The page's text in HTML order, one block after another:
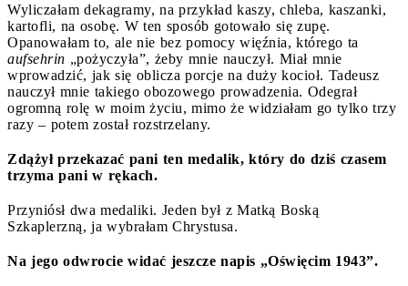
Wyliczałam dekagramy, na przykład kaszy, chleba, kaszanki,
kartofli, na osobę. W ten sposób gotowało się zupę.
Opanowałam to, ale nie bez pomocy więźnia, którego ta
aufsehrin „pożyczyła”, żeby mnie nauczył. Miał mnie
wprowadzić, jak się oblicza porcje na duży kocioł. Tadeusz
nauczył mnie takiego obozowego prowadzenia. Odegrał
ogromną rolę w moim życiu, mimo że widziałam go tylko trzy
razy – potem został rozstrzelany.
Zdążył przekazać pani ten medalik, który do dziś czasem
trzyma pani w rękach.
Przyniósł dwa medaliki. Jeden był z Matką Boską
Szkaplerzną, ja wybrałam Chrystusa.
Na jego odwrocie widać jeszcze napis „Oświęcim 1943”.